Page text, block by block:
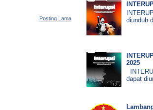
Posting Lama
diunduh
2025
dapat